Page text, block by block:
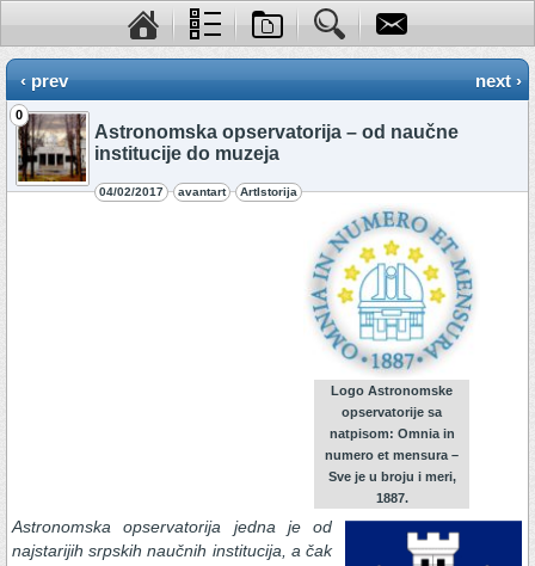
‹ prev next ›
0
Astronomska opservatorija – od naučne
institucije do muzeja
04/02/2017 avantart ArtIstorija
Logo Astronomske
opservatorije sa
natpisom: Omnia in
numero et mensura –
Sve je u broju i meri,
1887.
Astronomska opservatorija jedna je od
najstarijih srpskih naučnih institucija, a čak